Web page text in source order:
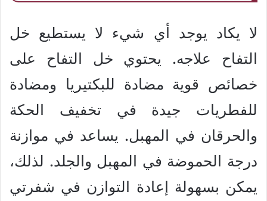
لا يكاد يوجد أي شيء لا يستطيع خل
التفاح علاجه. يحتوي خل التفاح على
خصائص قوية مضادة للبكتيريا ومضادة
للفطريات جيدة في تخفيف الحكة
والحرقان في المهبل. يساعد في موازنة
درجة الحموضة في المهبل والجلد. لذلك،
يمكن بسهولة إعادة التوازن في شفرتي